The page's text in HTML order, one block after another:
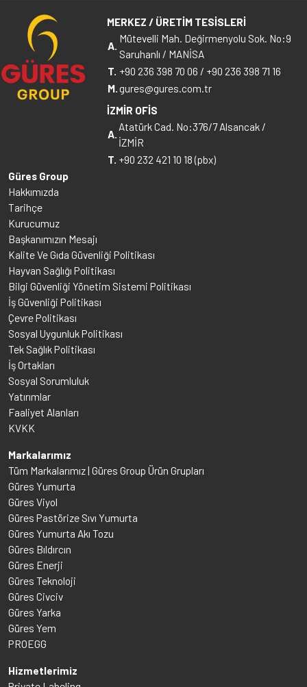
MERKEZ / ÜRETİM TESİSLERİ
A.
Mütevelli Mah. Değirmenyolu Sok. No:9
Saruhanlı / MANİSA
T. +90 236 398 70 06 / +90 236 398 71 16
M.gures@gures.com.tr
İZMİR OFİS
A.
Atatürk Cad. No:376/7 Alsancak /
İZMİR
T. +90 232 421 10 18 (pbx)
Güres Group
Hakkımızda
Tarihçe
Kurucumuz
Başkanımızın Mesajı
Kalite Ve Gıda Güvenliği Politikası
Hayvan Sağlığı Politikası
Bilgi Güvenliği Yönetim Sistemi Politikası
İş Güvenliği Politikası
Çevre Politikası
Sosyal Uygunluk Politikası
Tek Sağlık Politikası
İş Ortakları
Sosyal Sorumluluk
Yatırımlar
Faaliyet Alanları
KVKK
Markalarımız
Tüm Markalarımız | Güres Group Ürün Grupları
Güres Yumurta
Güres Viyol
Güres Pastörize Sıvı Yumurta
Güres Yumurta Akı Tozu
Güres Bıldırcın
Güres Enerji
Güres Teknoloji
Güres Civciv
Güres Yarka
Güres Yem
PROEGG
Hizmetlerimiz